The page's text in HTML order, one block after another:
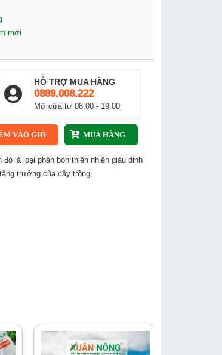
mới
HỖ TRỢ MUA HÀNG
0889.008.222
Mở cửa từ 08:00 - 19:00
đỏ là loại phân bón thiên nhiên giàu dinh
trưởng của cây trồng.